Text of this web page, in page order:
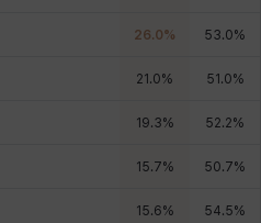
26.0% 53.0%
21.0% 51.0%
19.3% 52.2%
15.7% 50.7%
15.6% 54.5%